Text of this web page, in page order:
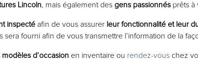
Lincoln, mais également des gens passionnés prêts à
inspecté afin de vous assurer leur fonctionnalité et leur
sera fourni afin de vous transmettre l’information de la
modèles d’occasion en inventaire ou rendez-vous chez